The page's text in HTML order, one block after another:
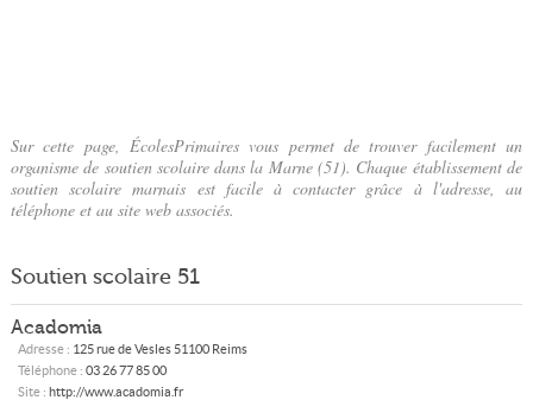
Sur cette page, ÉcolesPrimaires vous permet de trouver facilement un
organisme de soutien scolaire dans la Marne (51). Chaque établissement de
soutien scolaire marnais est facile à contacter grâce à l'adresse, au
téléphone et au site web associés.
Soutien scolaire 51
Acadomia
Adresse : 125 rue de Vesles 51100 Reims
Téléphone : 03 26 77 85 00
Site : http://www.acadomia.fr